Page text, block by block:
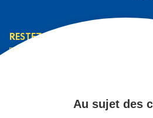
RESTEZ INFORMÉ
Au sujet des